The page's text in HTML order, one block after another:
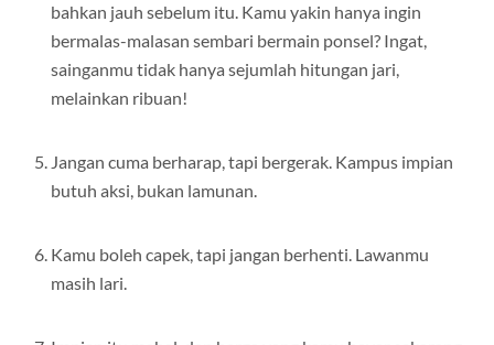
bahkan jauh sebelum itu. Kamu yakin hanya ingin
bermalas-malasan sembari bermain ponsel? Ingat,
sainganmu tidak hanya sejumlah hitungan jari,
melainkan ribuan!
Jangan cuma berharap, tapi bergerak. Kampus impian
butuh aksi, bukan lamunan.
Kamu boleh capek, tapi jangan berhenti. Lawanmu
masih lari.